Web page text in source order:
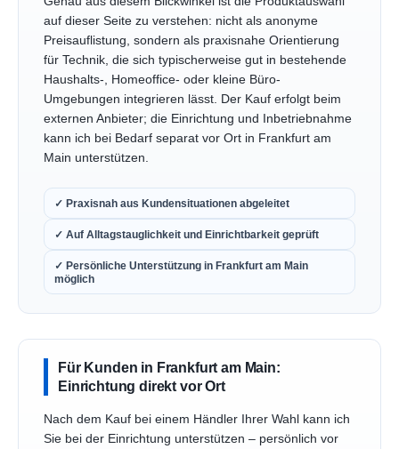
auf dieser Seite zu verstehen: nicht als anonyme
Preisauflistung, sondern als praxisnahe Orientierung
für Technik, die sich typischerweise gut in bestehende
Haushalts-, Homeoffice- oder kleine Büro-
Umgebungen integrieren lässt. Der Kauf erfolgt beim
externen Anbieter; die Einrichtung und Inbetriebnahme
kann ich bei Bedarf separat vor Ort in Frankfurt am
Main unterstützen.
✓ Praxisnah aus Kundensituationen abgeleitet
✓ Auf Alltagstauglichkeit und Einrichtbarkeit geprüft
✓ Persönliche Unterstützung in Frankfurt am Main
möglich
Für Kunden in Frankfurt am Main:
Einrichtung direkt vor Ort
Nach dem Kauf bei einem Händler Ihrer Wahl kann ich
Sie bei der Einrichtung unterstützen – persönlich vor